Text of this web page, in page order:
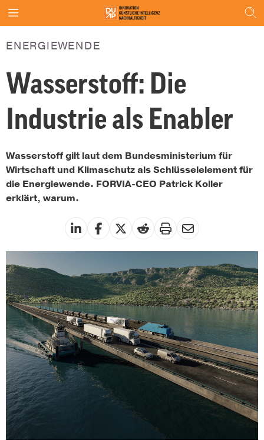
ENERGIEWENDE
Wasserstoff: Die
Industrie als Enabler
Wasserstoff gilt laut dem Bundesministerium für
Wirtschaft und Klimaschutz als Schlüsselelement für
die Energiewende. FORVIA-CEO Patrick Koller
erklärt, warum.